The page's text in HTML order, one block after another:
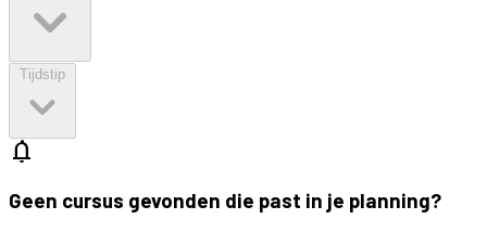
Tijdstip
notifications
Geen cursus gevonden die past in je planning?